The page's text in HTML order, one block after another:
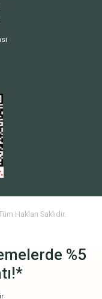
Hakları Saklıdır.
%5